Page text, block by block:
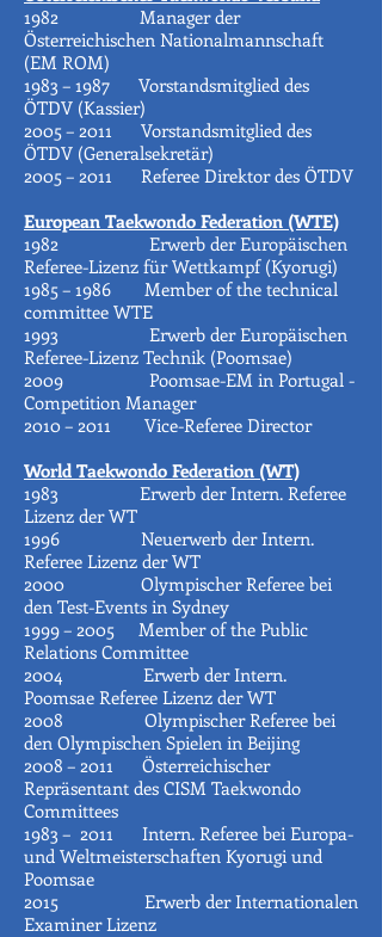
1982 Manager der
Österreichischen Nationalmannschaft
(EM ROM)
1983 – 1987 Vorstandsmitglied des
ÖTDV (Kassier)
2005 – 2011 Vorstandsmitglied des
ÖTDV (Generalsekretär)
2005 – 2011 Referee Direktor des ÖTDV
European Taekwondo Federation (WTE)
1982 Erwerb der Europäischen
Referee-Lizenz für Wettkampf (Kyorugi)
1985 – 1986 Member of the technical
committee WTE
1993 Erwerb der Europäischen
Referee-Lizenz Technik (Poomsae)
2009 Poomsae-EM in Portugal -
Competition Manager
2010 – 2011 Vice-Referee Director
World Taekwondo Federation (WT)
1983 Erwerb der Intern. Referee
Lizenz der WT
1996 Neuerwerb der Intern.
Referee Lizenz der WT
2000 Olympischer Referee bei
den Test-Events in Sydney
1999 – 2005 Member of the Public
Relations Committee
2004 Erwerb der Intern.
Poomsae Referee Lizenz der WT
2008 Olympischer Referee bei
den Olympischen Spielen in Beijing
2008 – 2011 Österreichischer
Repräsentant des CISM Taekwondo
Committees
1983 – 2011 Intern. Referee bei Europa-
und Weltmeisterschaften Kyorugi und
Poomsae
2015 Erwerb der Internationalen
Examiner Lizenz